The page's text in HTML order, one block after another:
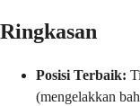
Ringkasan
Posisi Terbaik:
(mengelakkan